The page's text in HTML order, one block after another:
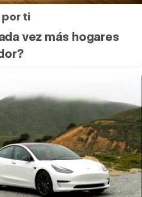
ti
vez más hogares